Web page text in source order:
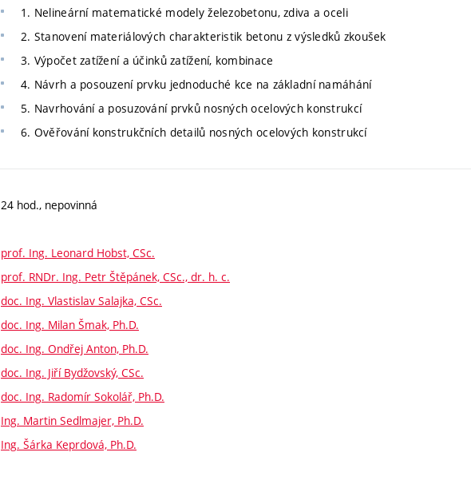
1. Nelineární matematické modely železobetonu, zdiva a oceli
2. Stanovení materiálových charakteristik betonu z výsledků zkoušek
3. Výpočet zatížení a účinků zatížení, kombinace
4. Návrh a posouzení prvku jednoduché kce na základní namáhání
5. Navrhování a posuzování prvků nosných ocelových konstrukcí
6. Ověřování konstrukčních detailů nosných ocelových konstrukcí
24 hod., nepovinná
prof. Ing. Leonard Hobst, CSc.
prof. RNDr. Ing. Petr Štěpánek, CSc., dr. h. c.
doc. Ing. Vlastislav Salajka, CSc.
doc. Ing. Milan Šmak, Ph.D.
doc. Ing. Ondřej Anton, Ph.D.
doc. Ing. Jiří Bydžovský, CSc.
doc. Ing. Radomír Sokolář, Ph.D.
Ing. Martin Sedlmajer, Ph.D.
Ing. Šárka Keprdová, Ph.D.